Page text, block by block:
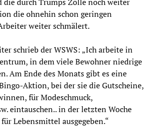
die ohnehin schon geringen
weiter schmälert.
schrieb der WSWS: „Ich arbeite in
in dem viele Bewohner niedrige
Am Ende des Monats gibt es eine
Aktion, bei der sie die Gutscheine,
für Modeschmuck,
eintauschen.. in der letzten Woche
Lebensmittel ausgegeben.“